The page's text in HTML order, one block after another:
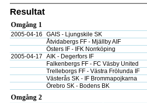
Resultat
Omgång 1
2005-04-16 GAIS - Ljungskile SK
Åtvidabergs FF - Mjällby AIF
Östers IF - IFK Norrköping
2005-04-17
AIK - Degerfors IF
Falkenbergs FF - FC Väsby United
Trelleborgs FF - Västra Frölunda IF
Västerås SK - IF Brommapojkarna
Örebro SK - Bodens BK
Omgång 2